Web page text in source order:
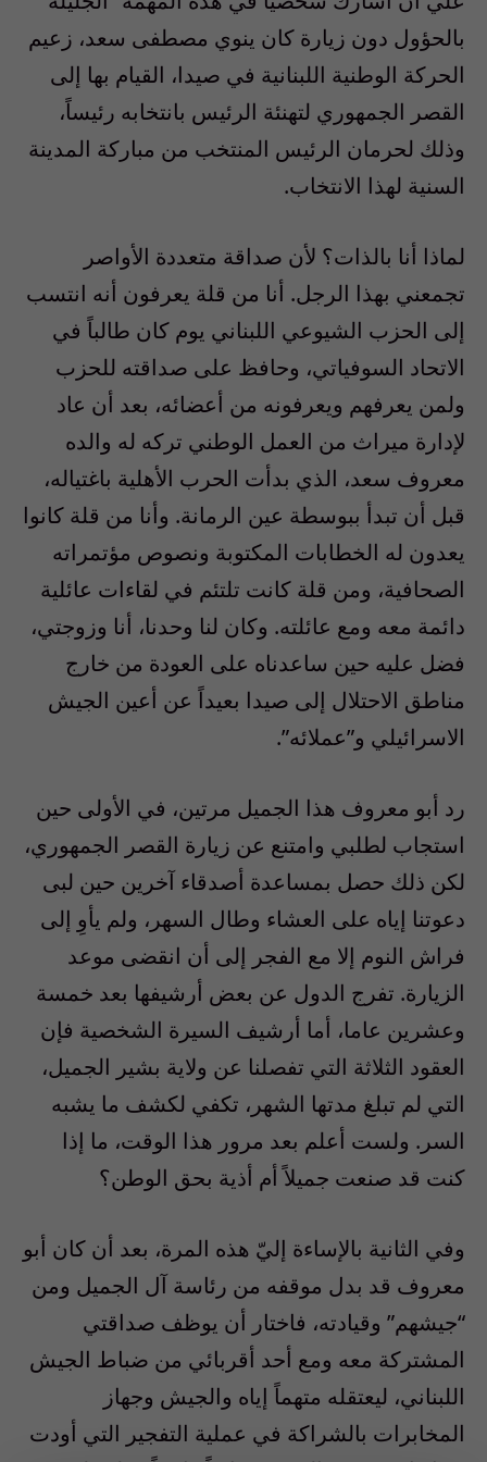
بالحؤول دون زيارة كان ينوي مصطفى سعد، زعيم
الحركة الوطنية اللبنانية في صيدا، القيام بها إلى
القصر الجمهوري لتهنئة الرئيس بانتخابه رئيساً،
وذلك لحرمان الرئيس المنتخب من مباركة المدينة
السنية لهذا الانتخاب.
لماذا أنا بالذات؟ لأن صداقة متعددة الأواصر
تجمعني بهذا الرجل. أنا من قلة يعرفون أنه انتسب
إلى الحزب الشيوعي اللبناني يوم كان طالباً في
الاتحاد السوفياتي، وحافظ على صداقته للحزب
ولمن يعرفهم ويعرفونه من أعضائه، بعد أن عاد
لإدارة ميراث من العمل الوطني تركه له والده
معروف سعد، الذي بدأت الحرب الأهلية باغتياله،
قبل أن تبدأ ببوسطة عين الرمانة. وأنا من قلة كانوا
يعدون له الخطابات المكتوبة ونصوص مؤتمراته
الصحافية، ومن قلة كانت تلتئم في لقاءات عائلية
دائمة معه ومع عائلته. وكان لنا وحدنا، أنا وزوجتي،
فضل عليه حين ساعدناه على العودة من خارج
مناطق الاحتلال إلى صيدا بعيداً عن أعين الجيش
الاسرائيلي و”عملائه”.
رد أبو معروف هذا الجميل مرتين، في الأولى حين
استجاب لطلبي وامتنع عن زيارة القصر الجمهوري،
لكن ذلك حصل بمساعدة أصدقاء آخرين حين لبى
دعوتنا إياه على العشاء وطال السهر، ولم يأوِ إلى
فراش النوم إلا مع الفجر إلى أن انقضى موعد
الزيارة. تفرج الدول عن بعض أرشيفها بعد خمسة
وعشرين عاما، أما أرشيف السيرة الشخصية فإن
العقود الثلاثة التي تفصلنا عن ولاية بشير الجميل،
التي لم تبلغ مدتها الشهر، تكفي لكشف ما يشبه
السر. ولست أعلم بعد مرور هذا الوقت، ما إذا
كنت قد صنعت جميلاً أم أذية بحق الوطن؟
وفي الثانية بالإساءة إليّ هذه المرة، بعد أن كان أبو
معروف قد بدل موقفه من رئاسة آل الجميل ومن
“جيشهم” وقيادته، فاختار أن يوظف صداقتي
المشتركة معه ومع أحد أقربائي من ضباط الجيش
اللبناني، ليعتقله متهماً إياه والجيش وجهاز
المخابرات بالشراكة في عملية التفجير التي أودت